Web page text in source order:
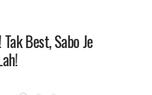
Tak Best, Sabo Je